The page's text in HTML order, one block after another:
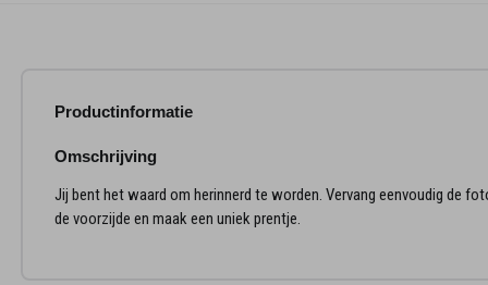
Productinformatie
Omschrijving
Jij bent het waard om herinnerd te worden. Vervang eenvoudig de
de voorzijde en maak een uniek prentje.